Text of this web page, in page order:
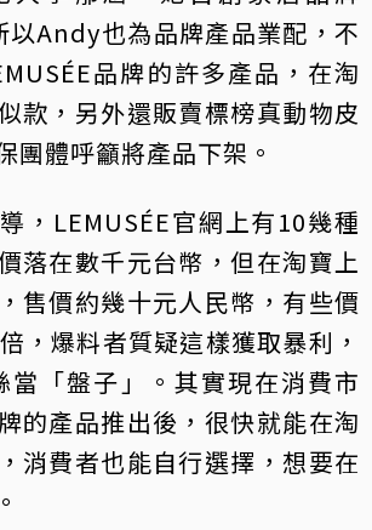
以Andy也為品牌產品業配，不
品牌的許多產品，在淘
款，另外還販賣標榜真動物皮
團體呼籲將產品下架。
，LEMUSÉE官網上有10幾種
落在數千元台幣，但在淘寶上
售價約幾十元人民幣，有些價
，爆料者質疑這樣獲取暴利，
當「盤子」。其實現在消費市
的產品推出後，很快就能在淘
消費者也能自行選擇，想要在